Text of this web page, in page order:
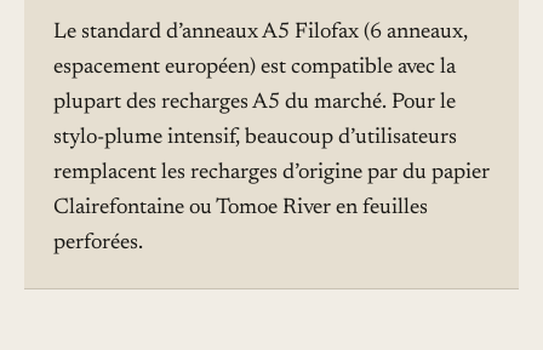
Le standard d’anneaux A5 Filofax (6 anneaux,
espacement européen) est compatible avec la
plupart des recharges A5 du marché. Pour le
stylo-plume intensif, beaucoup d’utilisateurs
remplacent les recharges d’origine par du papier
Clairefontaine ou Tomoe River en feuilles
perforées.